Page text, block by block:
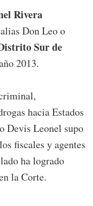
Rivera
Don Leo o
Sur de
2013.
hacia Estados
Devis Leonel supo
fiscales y agentes
ha logrado
la Corte.